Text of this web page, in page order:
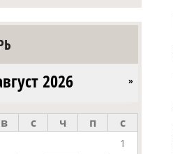
2026 »
в с ч п с
1